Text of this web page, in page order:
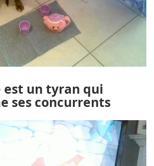
est un tyran qui
ses concurrents